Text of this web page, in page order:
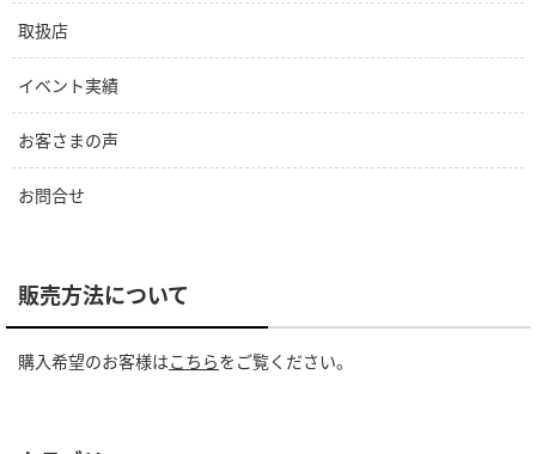
取扱店
イベント実績
お客さまの声
お問合せ
販売方法について
購入希望のお客様はこちらをご覧ください。